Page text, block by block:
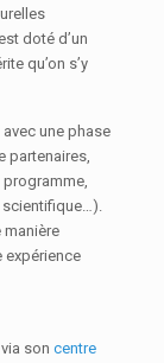
doté d’un
qu’on s’y
avec une phase
partenaires,
scientifique…).
manière
expérience
via soncentre